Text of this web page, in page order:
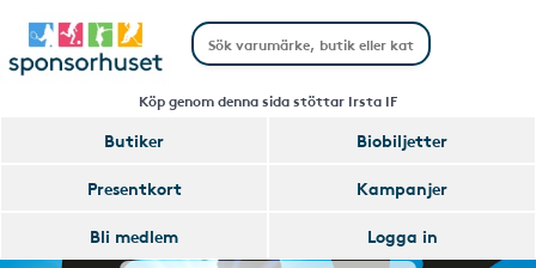
Köp genom denna sida stöttar Irsta IF
Butiker
Biobiljetter
Presentkort
Kampanjer
Bli medlem
Logga in